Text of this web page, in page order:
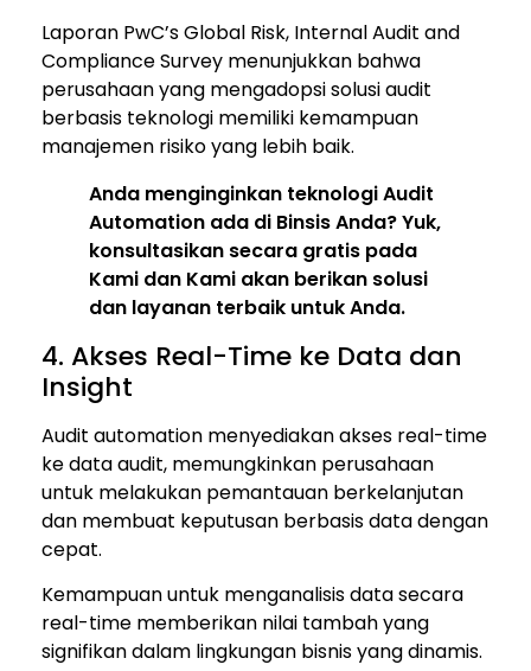
Laporan PwC’s Global Risk, Internal Audit and
Compliance Survey menunjukkan bahwa
perusahaan yang mengadopsi solusi audit
berbasis teknologi memiliki kemampuan
manajemen risiko yang lebih baik.
Anda menginginkan teknologi Audit
Automation ada di Binsis Anda? Yuk,
konsultasikan secara gratis pada
Kami dan Kami akan berikan solusi
dan layanan terbaik untuk Anda.
4. Akses Real-Time ke Data dan
Insight
Audit automation menyediakan akses real-time
ke data audit, memungkinkan perusahaan
untuk melakukan pemantauan berkelanjutan
dan membuat keputusan berbasis data dengan
cepat.
Kemampuan untuk menganalisis data secara
real-time memberikan nilai tambah yang
signifikan dalam lingkungan bisnis yang dinamis.